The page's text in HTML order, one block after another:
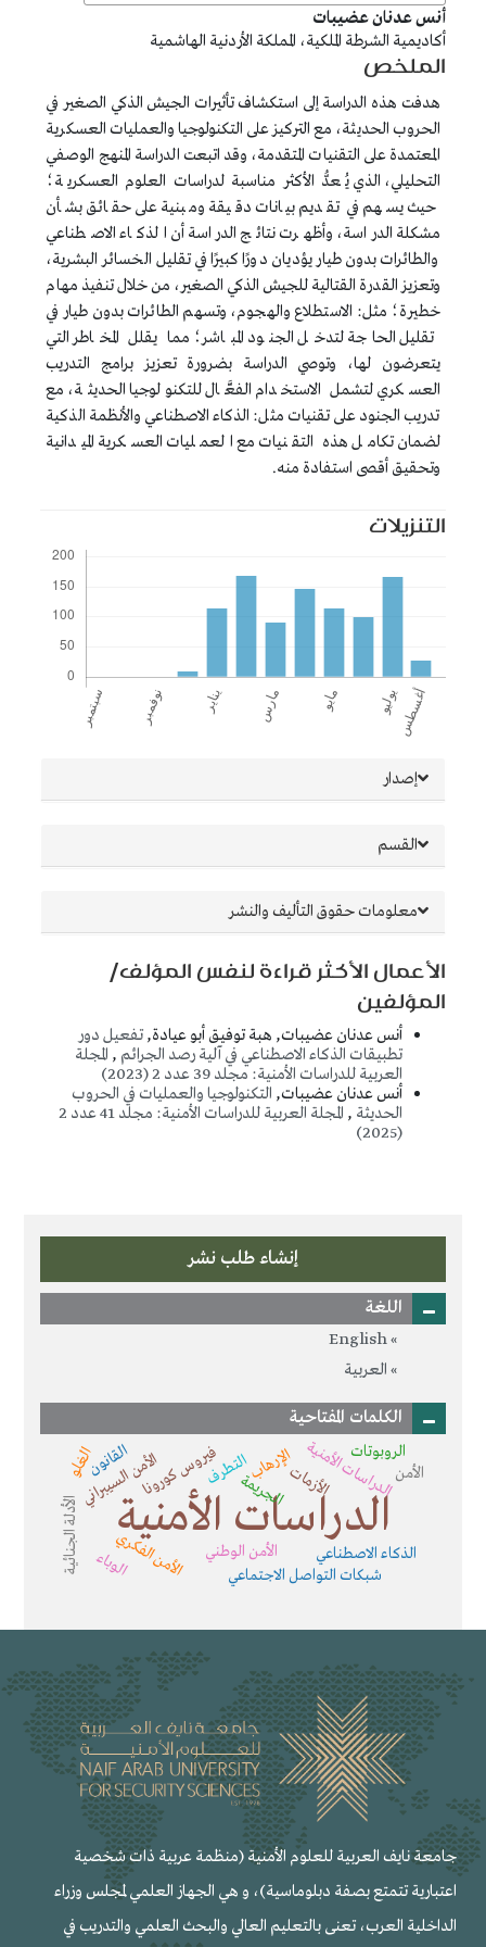
##plugins.themes.bootstrap3.article.main##
أنس عدنان عضيبات
أكاديمية الشرطة الملكية، المملكة الأردنية الهاشمية
الملخص
هدفت هذه الدراسة إلى استكشاف تأثيرات الجيش الذكي الصغير في
الحروب الحديثة، مع التركيز على التكنولوجيا والعمليات العسكرية
المعتمدة على التقنيات المتقدمة، وقد اتبعت الدراسة المنهج الوصفي
التحليلي، الذي يُعدُّ الأكثر مناسبة لدراسات العلوم العسكرية؛
حيث يسهم في تقديم بيانات دقيقة ومبنية على حقائق بشأن
مشكلة الدراسة، وأظهرت نتائج الدراسة أن الذكاء الاصطناعي
والطائرات بدون طيار يؤديان دورًا كبيرًا في تقليل الخسائر البشرية،
وتعزيز القدرة القتالية للجيش الذكي الصغير، من خلال تنفيذ مهام
خطيرة؛ مثل: الاستطلاع والهجوم، وتسهم الطائرات بدون طيار في
تقليل الحاجة لتدخل الجنود المباشر؛ مما يقلل المخاطر التي
يتعرضون لها، وتوصي الدراسة بضرورة تعزيز برامج التدريب
العسكري لتشمل الاستخدام الفعَّال للتكنولوجيا الحديثة، مع
تدريب الجنود على تقنيات مثل: الذكاء الاصطناعي والأنظمة الذكية
لضمان تكامل هذه التقنيات مع العمليات العسكرية الميدانية
وتحقيق أقصى استفادة منه.
التنزيلات
##plugins.themes.bootstrap3.article.details##إصدار
القسم
معلومات حقوق التأليف والنشر
الأعمال الأكثر قراءة لنفس المؤلف/
المؤلفين
أنس عدنان عضيبات, هبة توفيق أبو عيادة,تفعيل دور
تطبيقات الذكاء الاصطناعي في آلية رصد الجرائم , المجلة
العربية للدراسات الأمنية: مجلد 39 عدد 2 (2023)
أنس عدنان عضيبات, التكنولوجيا والعمليات في الحروب
الحديثة ,
المجلة العربية للدراسات الأمنية: مجلد 41 عدد 2
(2025)
إنشاء طلب نشر
اللغة
English
الكلمات المفتاحية
الدراسات الأمنية
الدراسات الأمنية
الذكاء الاصطناعي
الجريمة
الأمن الوطني الأمن الفكري
فيروس كوروناالأمن السيبراني الإرهاب القانون
الأزمات
الروبوتات
الأمن
الأدلة الجنائية
شبكات التواصل الاجتماعي الوباء
الغلو التطرف
جامعة نايف العربية للعلوم الأمنية (منظمة عربية ذات شخصية
اعتبارية تتمتع بصفة دبلوماسية)، و هي الجهاز العلمي لمجلس وزراء
الداخلية العرب، تعنى بالتعليم العالي والبحث العلمي والتدريب في